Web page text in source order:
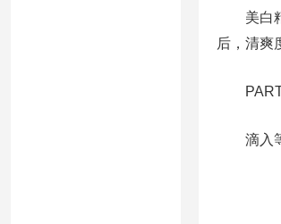
美白精
后，清爽
滴入等